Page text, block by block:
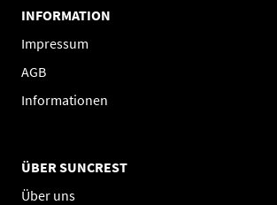
INFORMATION
Impressum
AGB
Informationen
ÜBER SUNCREST
Über uns